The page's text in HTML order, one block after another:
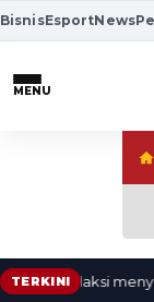
BisnisEsportNews
MENU
TERKINImenyajikan